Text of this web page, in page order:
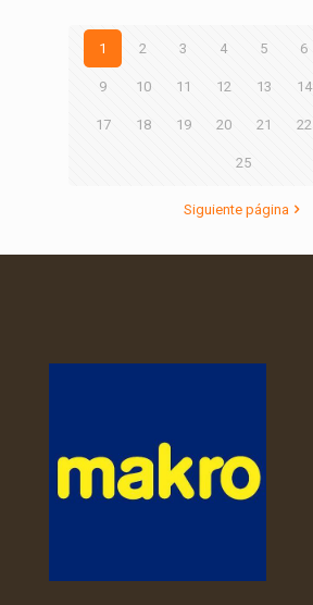
1 2 3 4 5 6
9 10 11 12 13 14
17 18 19 20 21 22
25
Siguiente página